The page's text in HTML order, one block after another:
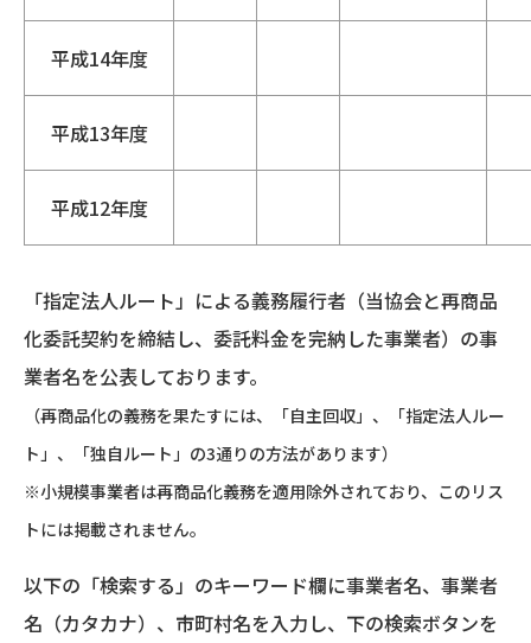
平成14年度
平成13年度
平成12年度
「指定法人ルート」による義務履行者（当協会と再商品
化委託契約を締結し、委託料金を完納した事業者）の事
業者名を公表しております。
（再商品化の義務を果たすには、「自主回収」、「指定法人ルー
ト」、「独自ルート」の3通りの方法があります）
※小規模事業者は再商品化義務を適用除外されており、このリス
トには掲載されません。
以下の「検索する」のキーワード欄に事業者名、事業者
名（カタカナ）、市町村名を入力し、下の検索ボタンを